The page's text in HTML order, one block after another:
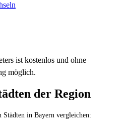
ist kostenlos und ohne
möglich.
der Region
Städten in Bayern vergleichen: